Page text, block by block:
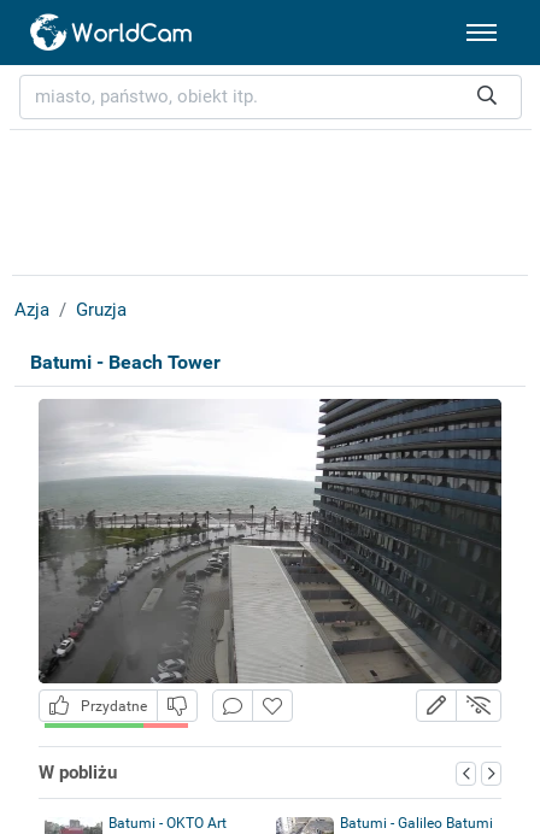
Azja Gruzja
Batumi - Beach Tower
Przydatne
W pobliżu
Batumi - OKTO Art
Batumi - Galileo Batumi